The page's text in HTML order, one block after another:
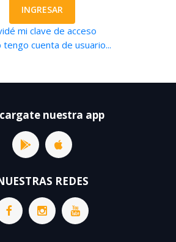
INGRESAR
mi clave de acceso
tengo cuenta de usuario...
nuestra app
REDES